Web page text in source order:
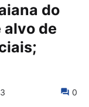
do
alvo de
0